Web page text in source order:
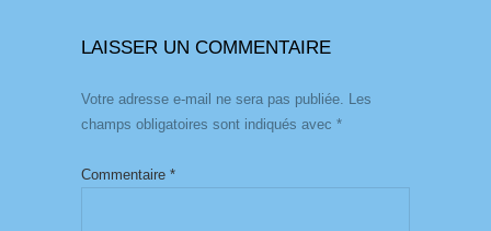
LAISSER UN COMMENTAIRE
Votre adresse e-mail ne sera pas publiée. Les
champs obligatoires sont indiqués avec *
Commentaire *